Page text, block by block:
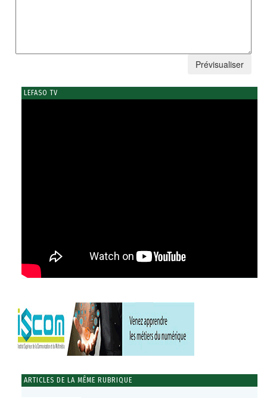
LEFASO TV
ARTICLES DE LA MÊME RUBRIQUE